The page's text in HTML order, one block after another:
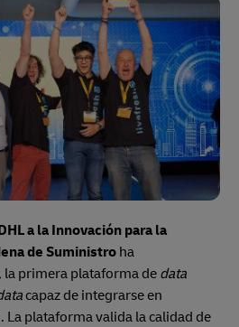
a la Innovación para la
de Suministro ha
, la primera plataforma de data
capaz de integrarse en
plataforma valida la calidad de